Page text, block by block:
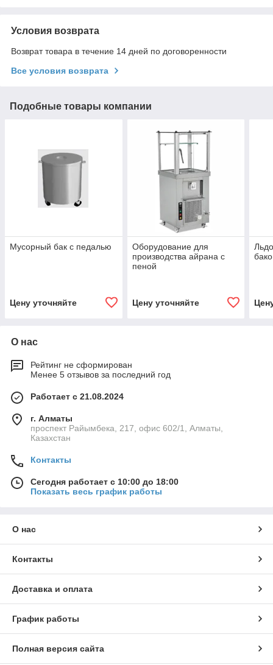
Условия возврата
Возврат товара в течение 14 дней по договоренности
Все условия возврата
Подобные товары компании
Мусорный бак с педалью
Цену уточняйте
Оборудование для
производства айрана с
пеной
Цену уточняйте
О нас
Рейтинг не сформирован
Менее 5 отзывов за последний год
Работает с 21.08.2024
г. Алматы
проспект Райымбека, 217, офис 602/1, Алматы,
Казахстан
Контакты
Сегодня работает с 10:00 до 18:00
Показать весь график работы
О нас
Контакты
Доставка и оплата
График работы
Полная версия сайта